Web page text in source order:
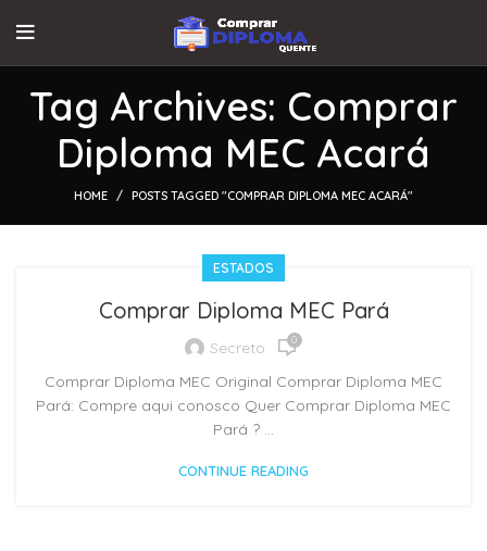
Tag Archives: Comprar
Diploma MEC Acará
HOME POSTS TAGGED "COMPRAR DIPLOMA MEC ACARÁ"
ESTADOS
Comprar Diploma MEC Pará
Secreto 0
Comprar Diploma MEC Original Comprar Diploma MEC
Pará: Compre aqui conosco Quer Comprar Diploma MEC
Pará ? ...
CONTINUE READING